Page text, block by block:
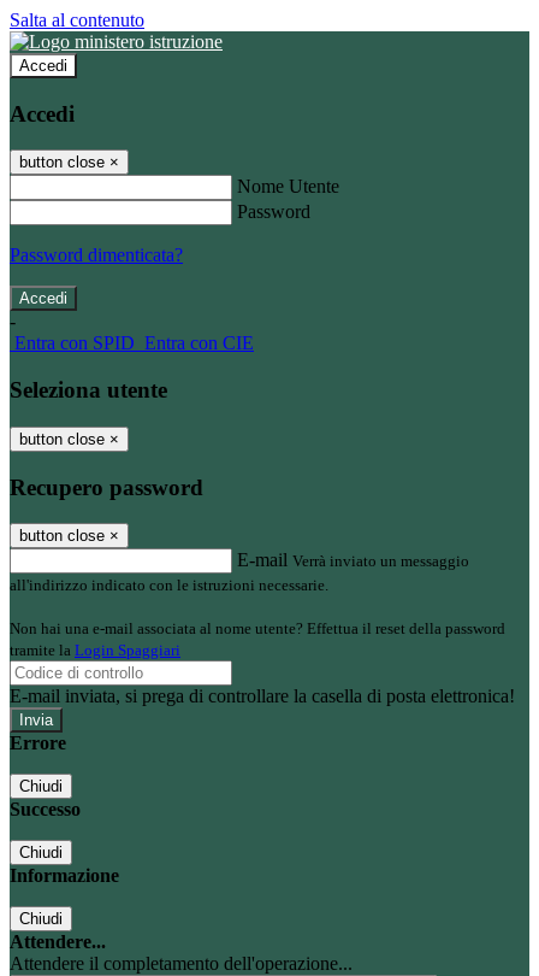
Salta al contenuto
Accedi
Accedi
button close ×
Nome Utente
Password
Password dimenticata?
-
Entra con SPID Entra con CIE
Seleziona utente
button close ×
Recupero password
button close ×
E-mail Verrà inviato un messaggio
all'indirizzo indicato con le istruzioni necessarie.
Non hai una e-mail associata al nome utente? Effettua il reset della password
tramite la Login Spaggiari
E-mail inviata, si prega di controllare la casella di posta elettronica!
Errore
Chiudi
Successo
Chiudi
Informazione
Chiudi
Attendere...
Attendere il completamento dell'operazione...